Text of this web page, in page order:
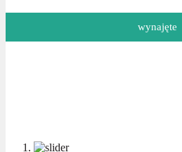
wynajęte